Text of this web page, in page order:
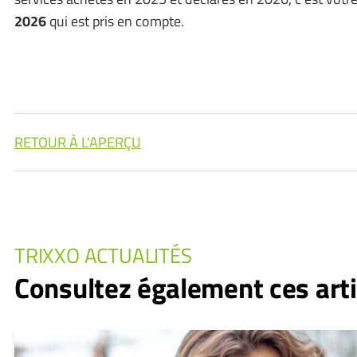
2026qui est pris en compte.
RETOUR À L'APERÇU
TRIXXO ACTUALITÉS
Consultez également ces